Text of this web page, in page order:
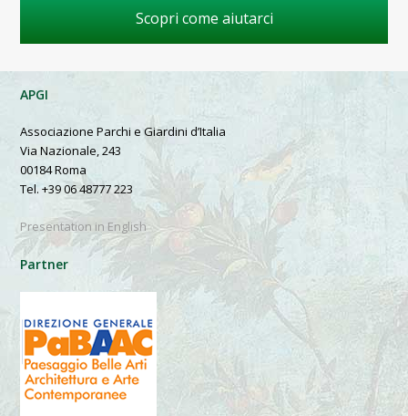
Scopri come aiutarci
APGI
Associazione Parchi e Giardini d’Italia
Via Nazionale, 243
00184 Roma
Tel. +39 06 48777 223
Presentation in English
Partner